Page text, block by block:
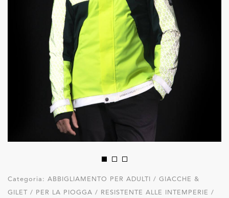
Categoria: ABBIGLIAMENTO PER ADULTI / GIACCHE &
GILET / PER LA PIOGGA / RESISTENTE ALLE INTEMPERIE /